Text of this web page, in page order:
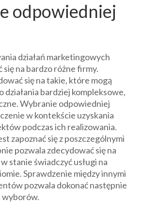
odpowiedniej
działań marketingowych
się na bardzo różne firmy.
się na takie, które mogą
bardziej kompleksowe,
Wybranie odpowiedniej
w kontekście uzyskania
podczas ich realizowania.
zapoznać się z poszczególnymi
pozwala zdecydować się na
stanie świadczyć usługi na
Sprawdzenie między innymi
pozwala dokonać następnie
wyborów.